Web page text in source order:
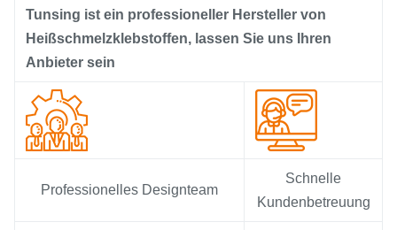
Tunsing ist ein professioneller Hersteller von
Heißschmelzklebstoffen, lassen Sie uns Ihren
Anbieter sein
Professionelles Designteam
Schnelle
Kundenbetreuung